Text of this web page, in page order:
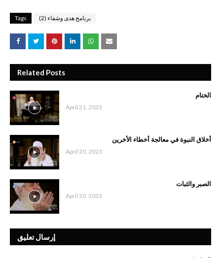
Tags برنامج هدى وشفاء (2)
Related Posts
الختام
April 21, 2023
أخلاق النبوة في معالجة أخطاء الأخرين
April 20, 2023
الصبر والثبات
April 20, 2023
إرسال تعليق